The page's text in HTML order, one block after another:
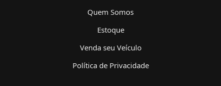
Quem Somos
Estoque
Venda seu Veículo
Política de Privacidade